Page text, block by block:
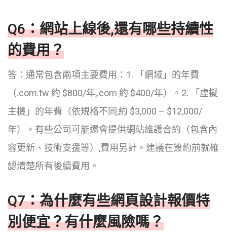
Q6：網站上線後,還有哪些持續性
的費用？
答：通常包含兩項主要費用：1. 「網域」的年費
（.com.tw 約 $800/年,.com 約 $400/年）。2. 「虛擬
主機」的年費（依規格不同,約 $3,000 – $12,000/
年）。有些公司可能還會提供網站維護合約（包含內
容更新、技術支援等）,費用另計。建議在簽約前就確
認清楚所有後續費用。
Q7：為什麼有些網頁設計報價特
別便宜？有什麼風險嗎？